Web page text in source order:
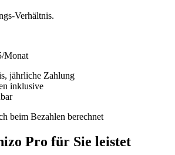
Verhältnis.
Monat
jährliche Zahlung
inklusive
beim Bezahlen berechnet
Pro für Sie leistet